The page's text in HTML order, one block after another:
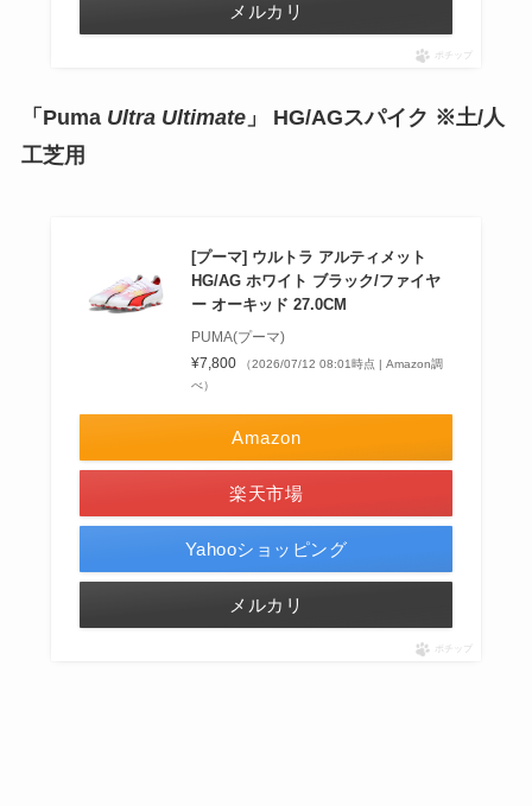
メルカリ
ポチップ
「Puma Ultra Ultimate」 HG/AGスパイク ※土/人
工芝用
[プーマ] ウルトラ アルティメット
HG/AG ホワイト ブラック/ファイヤ
ー オーキッド 27.0CM
PUMA(プーマ)
¥7,800
（2026/07/12 08:01時点 | Amazon調
べ）
Amazon
楽天市場
Yahooショッピング
メルカリ
ポチップ